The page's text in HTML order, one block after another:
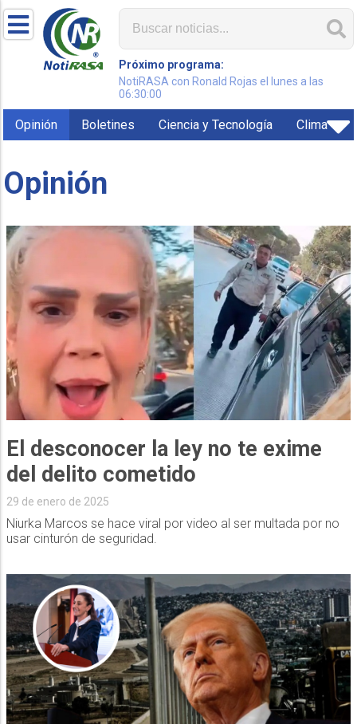
Próximo programa:
NotiRASA con Ronald Rojas el lunes a las
06:30:00
Opinión Boletines Ciencia y Tecnología Clima
Opinión
El desconocer la ley no te exime
del delito cometido
29 de enero de 2025
Niurka Marcos se hace viral por video al ser multada por no
usar cinturón de seguridad.